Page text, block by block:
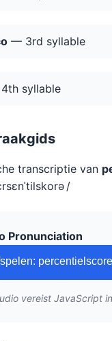
— 3rd syllable
syllable
transcriptie van
/
Pronunciation
percentielscore
vereist JavaScript